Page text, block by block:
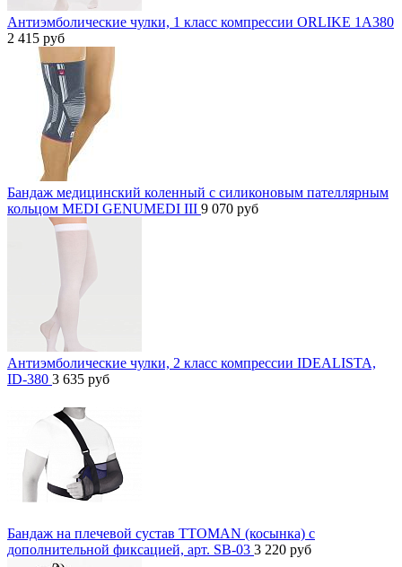
Антиэмболические чулки, 1 класс компрессии ORLIKE 1A380
2 415 руб
Бандаж медицинский коленный с силиконовым пателлярным
кольцом MEDI GENUMEDI III 9 070 руб
Антиэмболические чулки, 2 класс компрессии IDEALISTA,
ID-380 3 635 руб
Бандаж на плечевой сустав TTOMAN (косынка) с
дополнительной фиксацией, арт. SB-03 3 220 руб